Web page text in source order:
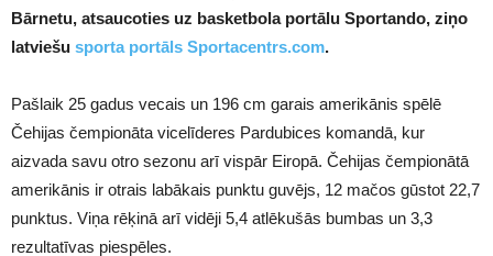
Bārnetu, atsaucoties uz basketbola portālu Sportando, ziņo
latviešu sporta portāls Sportacentrs.com.
Pašlaik 25 gadus vecais un 196 cm garais amerikānis spēlē
Čehijas čempionāta vicelīderes Pardubices komandā, kur
aizvada savu otro sezonu arī vispār Eiropā. Čehijas čempionātā
amerikānis ir otrais labākais punktu guvējs, 12 mačos gūstot 22,7
punktus. Viņa rēķinā arī vidēji 5,4 atlēkušās bumbas un 3,3
rezultatīvas piespēles.